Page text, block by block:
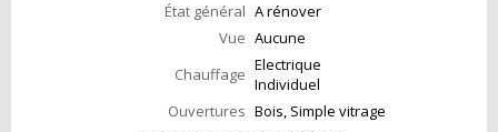
État général A rénover
Vue Aucune
Chauffage Electrique
Individuel
Ouvertures Bois, Simple vitrage